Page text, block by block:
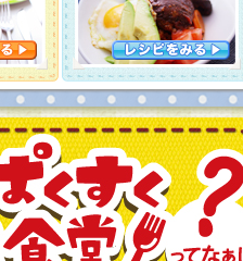
投稿、ありが